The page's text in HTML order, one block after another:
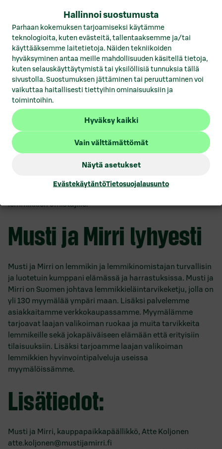
Hallinnoi suostumusta
Parhaan kokemuksen tarjoamiseksi käytämme
teknologioita, kuten evästeitä, tallentaaksemme ja/tai
käyttääksemme laitetietoja. Näiden tekniikoiden
hyväksyminen antaa meille mahdollisuuden käsitellä tietoja,
kuten selauskäyttäytymistä tai yksilöllisiä tunnuksia tällä
sivustolla. Suostumuksen jättäminen tai peruuttaminen voi
vaikuttaa haitallisesti tiettyihin ominaisuuksiin ja
toimintoihin.
Hyväksy kaikki
Vain välttämättömät
Näytä asetukset
EvästekäytäntöTietosuojalausunto
28. päivä
Hypertason konseptimyymälän toteuttaminen on vaatinut
Mustin ja Mirrin henkilökunnalta paljon panostusta.
Koljonen kertoo”olevansa äärimmäisen kiitollinen Mustin
ja Mirrin projektitiimille ja henkilökunnalle, joiden ansiosta
uusi hypertason myymäläprojekti on viety maaliin.”
Uutta konseptimyymälää on rakennettu kesästä saakka ja
vihdoin alkaa kaikki olla valmista lähestyvää avaamista
varten. Kaikki näyttää olevan aikataulussa marraskuun
28pv. avaamista varten. Sisustus ja muutto tehdään
myymälä palvelee normaalisti. Marras- ja joulukuussa
Hämeenlinnan Mustin ja Mirrin myymälässä vietetään
lemmikkien omistajille.
Musti ja Mirri lyhyesti
Musti ja Mirri on lemmikin ja lemmikinomistajan turvallisin
ja luotetuin kumppani elämässä ja harrastuksissa. Musti ja
Mirri on Suomen johtava lemmikkieläintarvikeketju, jolla on
yli 130 myymälää ympäri maan. Lisäksi palvelemme
asiakkaitamme verkkokaupassamme. Myymälämme
tarjoavat laajan valikoiman ruokaa ja muita tarvikkeita
lemmikeille sekä jokapäiväiseen elämään että erityisiin
tilaisuuksiin. Lisäksi tarjoamme laajan valikoiman
lemmikkien hyvinvointipalveluja useissa
myymälöissämme.
Lisätiedot:
Musti ja Mirri, kauppapaikkapäällikkö, Atte Koljonen
atte.koljonen@mustijamirri.fi